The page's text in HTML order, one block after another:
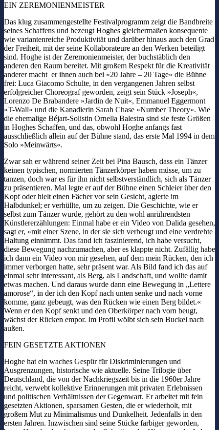
EIN ZEREMONIENMEISTER
Das klug zusammengestellte Festivalprogramm zeigt die Bandbreite
seines Schaffens und bezeugt Hoghes gleichermaßen konsequente
wie variantenreiche Produktivität und darüber hinaus auch den Grad
der Freiheit, mit der seine Kollaborateure an den Werken beteiligt
sind. Hoghe ist der Zeremonienmeister, der buchstäblich den
anderen den Raum bereitet. Mit großem Respekt für die Kreativität
anderer macht er ihnen auch bei »20 Jahre – 20 Tage« die Bühne
frei: Luca Giacomo Schulte, in den vergangenen Jahren selbst
erfolgreicher Choreograf geworden, zeigt sein Stück »Joseph«,
Lorenzo De Brabandere »Jardin de Nuit«, Emmanuel Eggermont
»T-Wall« und die Kanadierin Sarah Chase »Number Theory«. Wie
die ehemalige Béjart-Solistin Ornella Balestra sind sie feste Größen
in Hoghes Schaffen, und das, obwohl Hoghe anfangs fast
ausschließlich allein auf der Bühne stand, das erste Mal 1994 in dem
Solo »Meinwärts«.
Zwar sah er während seiner Zeit bei Pina Bausch, dass ein Tänzer
keinen typischen, normierten Tänzerkörper haben müsse, um zu
tanzen, doch war es für ihn nicht selbstverständlich, sich als Tänzer
zu präsentieren. Mal legte er auf der Bühne einen Schleier über den
Kopf oder hielt einen Fächer vor sein Gesicht, agierte im
Halbdunkel; er verhüllte, um zu zeigen. Die Geschichte, wie er
selbst zum Tänzer wurde, gehört zu den wohl anrührendsten
Künstlererzählungen: Einmal habe er ein Video von Dalida gesehen,
sagt er, »mit einer Szene, in der sie sich verbeugt und eine verdrehte
Haltung einnimmt. Das fand ich faszinierend, ich habe versucht,
diese Bewegung nachzumachen, aber es klappte nicht. Zufällig habe
ich dann ein Video von mir gesehen, auf dem mein Rücken, den ich
immer verborgen hatte, sehr präsent war. Als Bild fand ich das auf
einmal sehr interessant, als Berg, als Landschaft, und wollte damit
etwas machen. Und daraus wurde dann eine Bewegung in „Lettere
amorose“, in der ich den Kopf nach unten senke und nach vorne
komme, ganz gebeugt, was den Rücken wie einen Berg bildet.«
Wenn er den Kopf senkt und den Oberkörper nach vorn beugt,
wächst der Rücken empor. Im Profil wölbt sich sein Buckel nach
außen.
FEIN GESETZTE AKTIONEN
Hoghe hat ein waches Gespür für Diskriminierungen und
Ausgrenzungen, historische wie aktuelle. Seine Trilogie über
Deutschland, die von der Nachkriegszeit bis in die 1960er Jahre
reicht, verwebt kollektive Erinnerungen mit privaten Erlebnissen
und politischen Verhältnissen der Gegenwart. Er arbeitet mit fein
gesetzten Aktionen, sparsamen Gesten, die er wiederholt, mit
großem Mut zu Minimalismus und Dunkelheit. Jedenfalls in den
ersten Jahren. Inzwischen sind seine Stücke farbiger geworden,